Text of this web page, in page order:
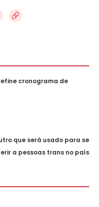
cronograma de
que será usado para se
a pessoas trans no país